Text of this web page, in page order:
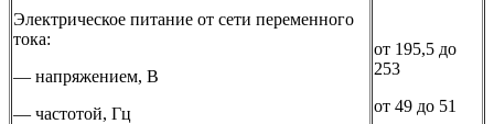
Электрическое питание от сети переменного
тока:
— напряжением, В
— частотой, Гц
от 195,5 до
253
от 49 до 51